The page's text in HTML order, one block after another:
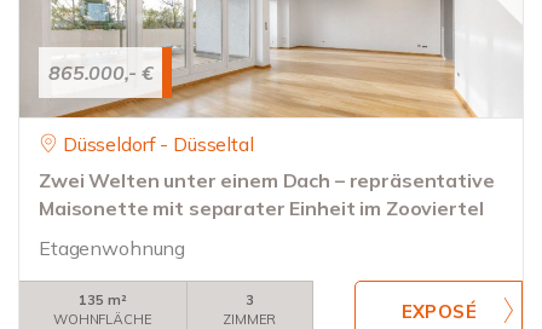
865.000,- €
Düsseldorf - Düsseltal
Zwei Welten unter einem Dach – repräsentative
Maisonette mit separater Einheit im Zooviertel
Etagenwohnung
135 m²
WOHNFLÄCHE
3
ZIMMER